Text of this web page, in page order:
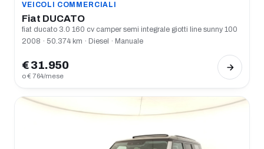
VEICOLI COMMERCIALI
Fiat DUCATO
fiat ducato 3.0 160 cv camper semi integrale giotti line sunny 100
2008 · 50.374 km · Diesel · Manuale
€ 31.950
o € 764/mese